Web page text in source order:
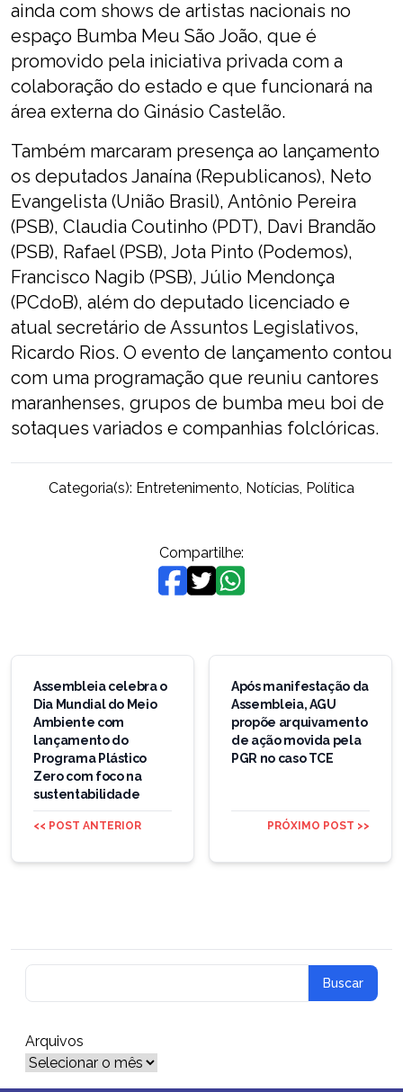
ainda com shows de artistas nacionais no
espaço Bumba Meu São João, que é
promovido pela iniciativa privada com a
colaboração do estado e que funcionará na
área externa do Ginásio Castelão.
Também marcaram presença ao lançamento
os deputados Janaína (Republicanos), Neto
Evangelista (União Brasil), Antônio Pereira
(PSB), Claudia Coutinho (PDT), Davi Brandão
(PSB), Rafael (PSB), Jota Pinto (Podemos),
Francisco Nagib (PSB), Júlio Mendonça
(PCdoB), além do deputado licenciado e
atual secretário de Assuntos Legislativos,
Ricardo Rios. O evento de lançamento contou
com uma programação que reuniu cantores
maranhenses, grupos de bumba meu boi de
sotaques variados e companhias folclóricas.
Categoria(s): Entretenimento, Notícias, Política
Compartilhe:
Navegação
Post
Assembleia celebra o
Dia Mundial do Meio
Ambiente com
lançamento do
Programa Plástico
Zero com foco na
sustentabilidade
<< POST ANTERIOR
Após manifestação da
Assembleia, AGU
propõe arquivamento
de ação movida pela
PGR no caso TCE
PRÓXIMO POST >>
Arquivos
Arquivos